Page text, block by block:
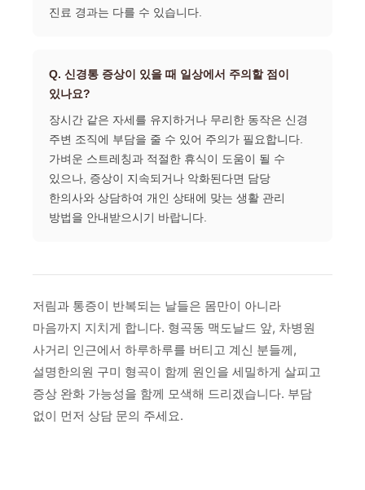
진료 경과는 다를 수 있습니다.
Q. 신경통 증상이 있을 때 일상에서 주의할 점이
있나요?
장시간 같은 자세를 유지하거나 무리한 동작은 신경
주변 조직에 부담을 줄 수 있어 주의가 필요합니다.
가벼운 스트레칭과 적절한 휴식이 도움이 될 수
있으나, 증상이 지속되거나 악화된다면 담당
한의사와 상담하여 개인 상태에 맞는 생활 관리
방법을 안내받으시기 바랍니다.
저림과 통증이 반복되는 날들은 몸만이 아니라
마음까지 지치게 합니다. 형곡동 맥도날드 앞, 차병원
사거리 인근에서 하루하루를 버티고 계신 분들께,
설명한의원 구미 형곡이 함께 원인을 세밀하게 살피고
증상 완화 가능성을 함께 모색해 드리겠습니다. 부담
없이 먼저 상담 문의 주세요.